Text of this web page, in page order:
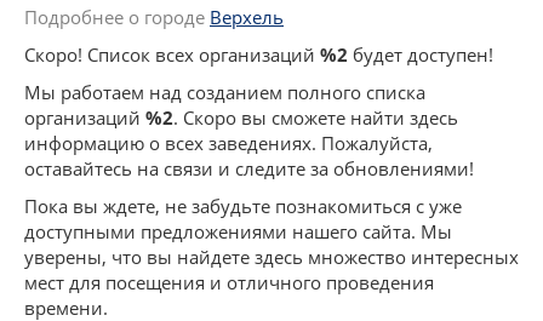
КЕМПИНГ
КОМАРКИ (РАЙОНЫ)
РЕЦЕПТЫ
ПРЕДЛОЖЕНИЯ
СТАТЬИ
УСЛУГИ
Подробнее о городе Верхель
Скоро! Список всех организаций %2 будет доступен!
Мы работаем над созданием полного списка
организаций %2. Скоро вы сможете найти здесь
информацию о всех заведениях. Пожалуйста,
оставайтесь на связи и следите за обновлениями!
Пока вы ждете, не забудьте познакомиться с уже
доступными предложениями нашего сайта. Мы
уверены, что вы найдете здесь множество интересных
мест для посещения и отличного проведения
времени.